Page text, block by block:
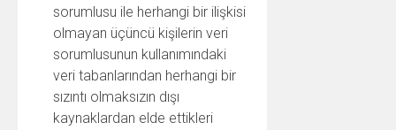
sorumlusu ile herhangi bir ilişkisi
olmayan üçüncü kişilerin veri
sorumlusunun kullanımındaki
veri tabanlarından herhangi bir
sızıntı olmaksızın dışı
kaynaklardan elde ettikleri